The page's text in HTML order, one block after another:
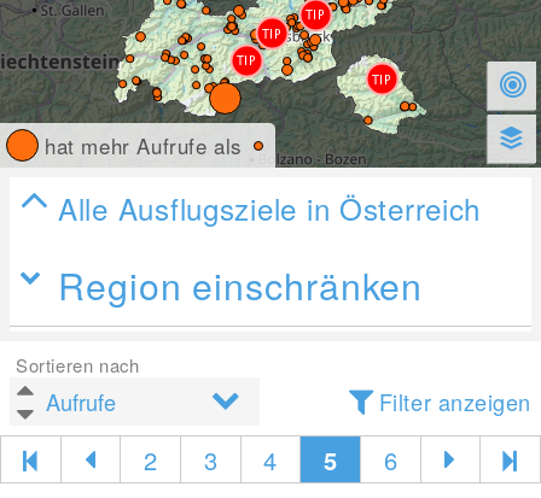
hat mehr Aufrufe als
Alle Ausflugsziele in Österreich
Region einschränken
Sortieren nach
Filter anzeigen
2 3 4 5 6